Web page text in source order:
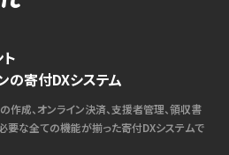
の寄付DXシステム
作成、オンライン決済、支援者管理、領収書
要な全ての機能が揃った寄付DXシステムで